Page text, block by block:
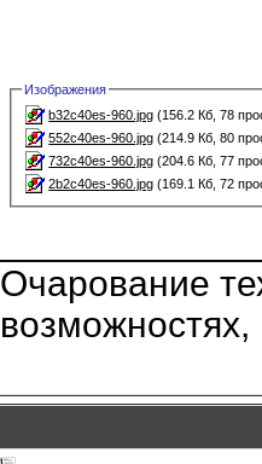
Изображения
b32c40es-960.jpg (156.2 Кб, 78
552c40es-960.jpg (214.9 Кб, 80
732c40es-960.jpg (204.6 Кб, 77
2b2c40es-960.jpg (169.1 Кб, 72
Очарование
возможностях,